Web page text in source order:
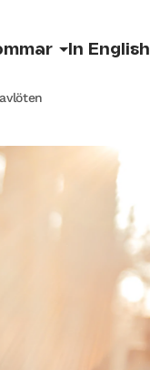
In English